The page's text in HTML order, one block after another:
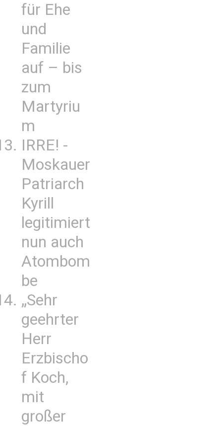
für Ehe
und
Familie
auf – bis
zum
Martyriu
m
IRRE! -
Moskauer
Patriarch
Kyrill
legitimiert
nun auch
Atombom
be
„Sehr
geehrter
Herr
Erzbischo
f Koch,
mit
großer